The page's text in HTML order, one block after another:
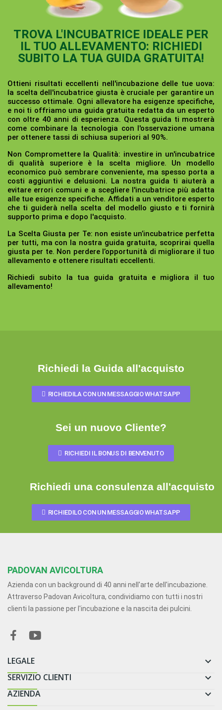
TROVA L'INCUBATRICE IDEALE PER
IL TUO ALLEVAMENTO: RICHIEDI
SUBITO LA TUA GUIDA GRATUITA!
Ottieni risultati eccellenti nell'incubazione delle tue uova:
la scelta dell'incubatrice giusta è cruciale per garantire un
successo ottimale. Ogni allevatore ha esigenze specifiche,
e noi ti offriamo una guida gratuita redatta da un esperto
con oltre 40 anni di esperienza. Questa guida ti mostrerà
come combinare la tecnologia con l'osservazione umana
per ottenere tassi di schiusa superiori al 90%.
Non Compromettere la Qualità: investire in un'incubatrice
di qualità superiore è la scelta migliore. Un modello
economico può sembrare conveniente, ma spesso porta a
costi aggiuntivi e delusioni. La nostra guida ti aiuterà a
evitare errori comuni e a scegliere l'incubatrice più adatta
alle tue esigenze specifiche. Affidati a un venditore esperto
che ti guiderà nella scelta del modello giusto e ti fornirà
supporto prima e dopo l'acquisto.
La Scelta Giusta per Te: non esiste un’incubatrice perfetta
per tutti, ma con la nostra guida gratuita, scoprirai quella
giusta per te. Non perdere l’opportunità di migliorare il tuo
allevamento e ottenere risultati eccellenti.
Richiedi subito la tua guida gratuita e migliora il tuo
allevamento!
Richiedi la Guida all'acquisto
RICHIEDILA CON UN MESSAGGIO WHATSAPP
Sei un nuovo Cliente?
RICHIEDI IL BONUS DI BENVENUTO
Richiedi una consulenza all'acquisto
RICHIEDILO CON UN MESSAGGIO WHATSAPP
PADOVAN AVICOLTURA
Azienda con un background di 40 anni nell'arte dell'incubazione.
Attraverso Padovan Avicoltura, condividiamo con tutti i nostri
clienti la passione per l'incubazione e la nascita dei pulcini.
LEGALE 
SERVIZIO CLIENTI 
AZIENDA 